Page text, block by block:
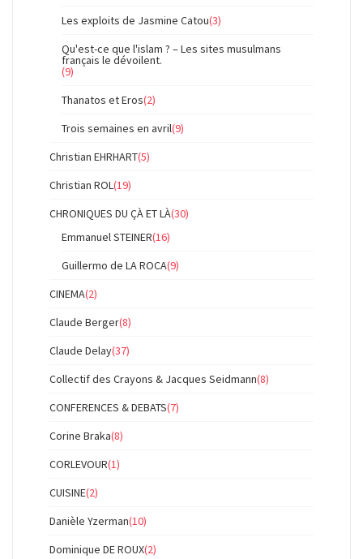
Les exploits de Jasmine Catou(3)
Qu'est-ce que l'islam ? – Les sites musulmans
français le dévoilent.
(9)
Thanatos et Eros(2)
Trois semaines en avril(9)
Christian EHRHART(5)
Christian ROL(19)
CHRONIQUES DU ÇÀ ET LÀ(30)
Emmanuel STEINER(16)
Guillermo de LA ROCA(9)
CINEMA(2)
Claude Berger(8)
Claude Delay(37)
Collectif des Crayons & Jacques Seidmann(8)
CONFERENCES & DEBATS(7)
Corine Braka(8)
CORLEVOUR(1)
CUISINE(2)
Danièle Yzerman(10)
Dominique DE ROUX(2)